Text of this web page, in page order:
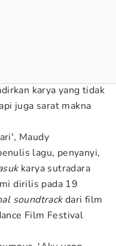
karya yang tidak
juga sarat makna
Maudy
lagu, penyanyi,
karya sutradara
dirilis pada 19
soundtrackdari film
Film Festival